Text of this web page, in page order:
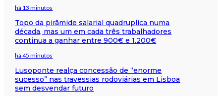
há 13 minutos
Topo da pirâmide salarial quadruplica numa
década, mas um em cada três trabalhadores
continua a ganhar entre 900€ e 1.200€
há 45 minutos
Lusoponte realça concessão de “enorme
sucesso” nas travessias rodoviárias em Lisboa
sem desvendar futuro